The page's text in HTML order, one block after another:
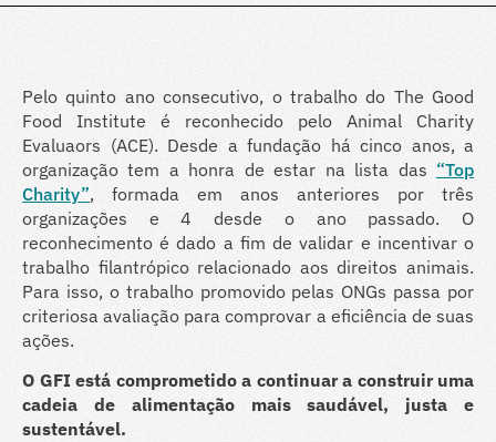
Pelo quinto ano consecutivo, o trabalho do The Good
Food Institute é reconhecido pelo Animal Charity
Evaluaors (ACE). Desde a fundação há cinco anos, a
organização tem a honra de estar na lista das “Top
Charity”, formada em anos anteriores por três
organizações e 4 desde o ano passado. O
reconhecimento é dado a fim de validar e incentivar o
trabalho filantrópico relacionado aos direitos animais.
Para isso, o trabalho promovido pelas ONGs passa por
criteriosa avaliação para comprovar a eficiência de suas
ações.
O GFI está comprometido a continuar a construir uma
cadeia de alimentação mais saudável, justa e
sustentável.